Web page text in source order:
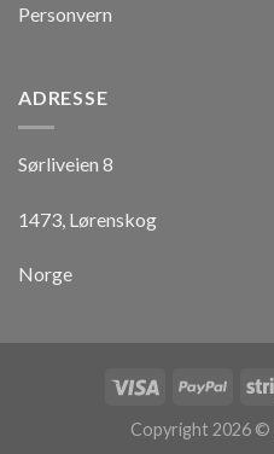
Personvern
ADRESSE
Sørliveien 8
1473, Lørenskog
Norge
Copyright 2026 ©